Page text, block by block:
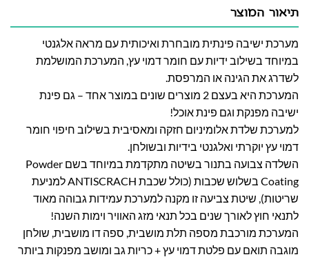
תיאור המוצר
מערכת ישיבה פינתית מובחרת ואיכותית עם מראה אלגנטי
במיוחד בשילוב ידיות עם חומר דמוי עץ, המערכת המושלמת
לשדרג את הגינה או המרפסת.
המערכת היא בעצם 2 מוצרים שונים במוצר אחד – גם פינת
ישיבה מפנקת וגם פינת אוכל!
למערכת שלדת אלומיניום חזקה ומאסיבית בשילוב חיפוי חומר
דמוי עץ יוקרתי ואלגנטי בידיות ובשולחן.
השלדה צבועה בתנור בשיטה מתקדמת במיוחד בשם Powder
Coating בשלוש שכבות (כולל שכבת ANTISCRACH למניעת
שריטות), שיטת צביעה זו מקנה למערכת עמידות גבוהה מאוד
לתנאי חוץ לאורך שנים בכל תנאי מזג האוויר וימות השנה!
המערכת מורכבת מספה תלת מושבית, ספה דו מושבית, שולחן
מוגבה תואם עם פלטת דמוי עץ + כריות גב ומושב מפנקות ביותר